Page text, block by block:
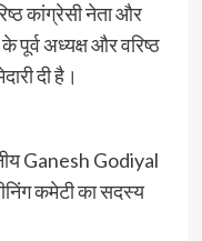
कांग्रेसी नेता और
पूर्व अध्यक्ष और वरिष्ठ
दी है।
Ganesh Godiyal
कमेटी का सदस्य